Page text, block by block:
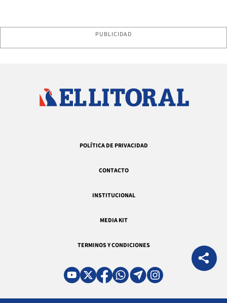
PUBLICIDAD
POLÍTICA DE PRIVACIDAD
CONTACTO
INSTITUCIONAL
MEDIA KIT
TERMINOS Y CONDICIONES